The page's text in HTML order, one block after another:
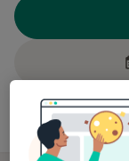
Ceník